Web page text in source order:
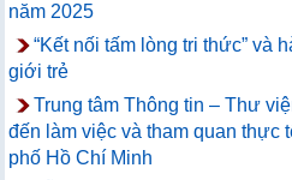
năm 2025
“Kết nối tấm lòng tri thức” và
giới trẻ
Trung tâm Thông tin – Thư
đến làm việc và tham quan thực
phố Hồ Chí Minh